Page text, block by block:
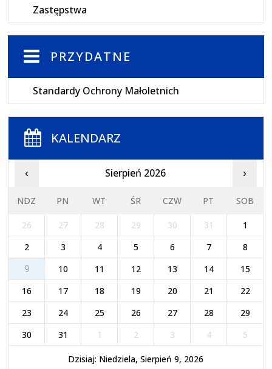
Zastępstwa
PRZYDATNE
Standardy Ochrony Małoletnich
KALENDARZ
‹ Sierpień 2026 ›
NDZ PN WT ŚR CZW PT SOB
26 27 28 29 30 31
1
2
3 4 5 6 7
8
9
10 11 12 13 14
15
16
17 18 19 20 21
22
23
24 25 26 27 28
29
30
31 1 2 3 4 5
Dzisiaj: Niedziela, Sierpień 9, 2026